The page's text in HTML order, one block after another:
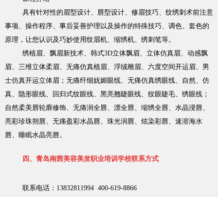
具有针对性的眉型设计、唇型设计、修眉技巧、纹绣刺术前注意
事项、操作程序、事后妥善护理以及操作的特殊技巧、调色、套色的
原理，让您认识及巧妙使用纹眉机、缩绣机、绣刺笔等。
绣植眉、飘眉新技术、韩式3D立体飘眉、立体仿真眉、动感飘
眉、三维立体柔眉、无痛仿真植眉、浮绒雕眉、六度空间开运眉、男
士仿真开运立体眉；无痛纤细妩媚眼线、无痛仿真绣眼线、自然、仿
真、隐形眼线、回归式纹眼线、黑亮翘睫眼线、纹眼睫毛、绣眼线；
自然柔美唇轮廓修饰、无痛润全唇、漂全唇、缩绣全唇、水晶浸唇、
亮彩珍珠朔唇、无痛盈彩水晶唇、珠光润唇、炫染彩唇、速溶海水
唇、睡眠水晶亮唇。
四、青岛南茜美容美发职业培训学校联系方式
联系电话：13832811994 400-619-8866